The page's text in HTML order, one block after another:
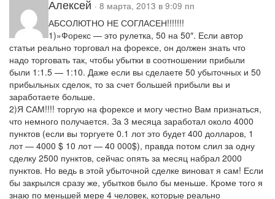
Алексей · 8 марта, 2013 в 9:09 пп
АБСОЛЮТНО НЕ СОГЛАСЕН!!!!!!!
1)»Форекс — это рулетка, 50 на 50″. Если автор
статьи реально торговал на форексе, он должен знать что
надо торговать так, чтобы убытки в соотношении прибыли
были 1:1.5 — 1:10. Даже если вы сделаете 50 убыточных и 50
прибыльных сделок, то за счет большей прибыли вы и
заработаете больше.
2)Я САМ!!!! торгую на форексе и могу честно Вам признаться,
что немного получается. За 3 месяца заработал около 4000
пунктов (если вы торгуете 0.1 лот это будет 400 долларов, 1
лот — 4000 $ 10 лот — 40 000$), правда потом слил за одну
сделку 2500 пунктов, сейчас опять за месяц набрал 2000
пунктов. Но ведь в этой убыточной сделке виноват я сам! Если
бы закрылся сразу же, убытков было бы меньше. Кроме того я
знаю по меньшей мере 4 человек, которые реально